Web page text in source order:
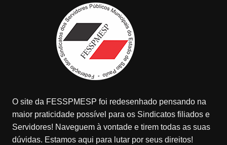
O site da FESSPMESP foi redesenhado pensando na
maior praticidade possível para os Sindicatos filiados e
Servidores! Naveguem à vontade e tirem todas as suas
dúvidas. Estamos aqui para lutar por seus direitos!